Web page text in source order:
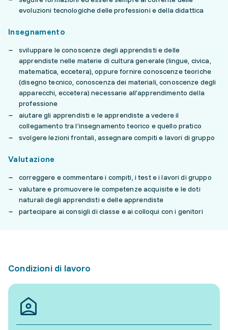
evoluzioni tecnologiche delle professioni e della didattica
Insegnamento
sviluppare le conoscenze degli apprendisti e delle
apprendiste nelle materie di cultura generale (lingue, civica,
matematica, eccetera), oppure fornire conoscenze teoriche
(disegno tecnico, conoscenza dei materiali, conoscenze degli
apparecchi, eccetera) necessarie all’apprendimento della
professione
aiutare gli apprendisti e le apprendiste a vedere il
collegamento tra l’insegnamento teorico e quello pratico
svolgere lezioni frontali, assegnare compiti e lavori di gruppo
Valutazione
correggere e commentare i compiti, i test e i lavori di gruppo
valutare e promuovere le competenze acquisite e le doti
naturali degli apprendisti e delle apprendiste
partecipare ai consigli di classe e ai colloqui con i genitori
Condizioni di lavoro